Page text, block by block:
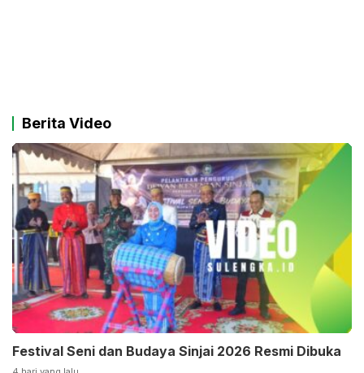
Berita Video
Festival Seni dan Budaya Sinjai 2026 Resmi Dibuka